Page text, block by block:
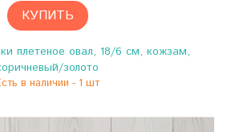
КУПИТЬ
плетеное овал, 18/6 см, кожзам,
золото
в наличии - 1 шт